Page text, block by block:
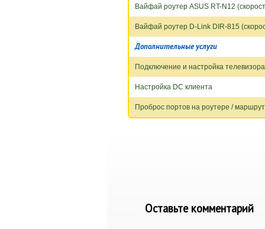
Вайфай роутер ASUS RT-N12
Вайфай роутер D-Link DIR-815
Дополнительные услуги
Подключение и настройка
Настройка DC клиента
Проброс портов на роутере /
Оставьте комментарий